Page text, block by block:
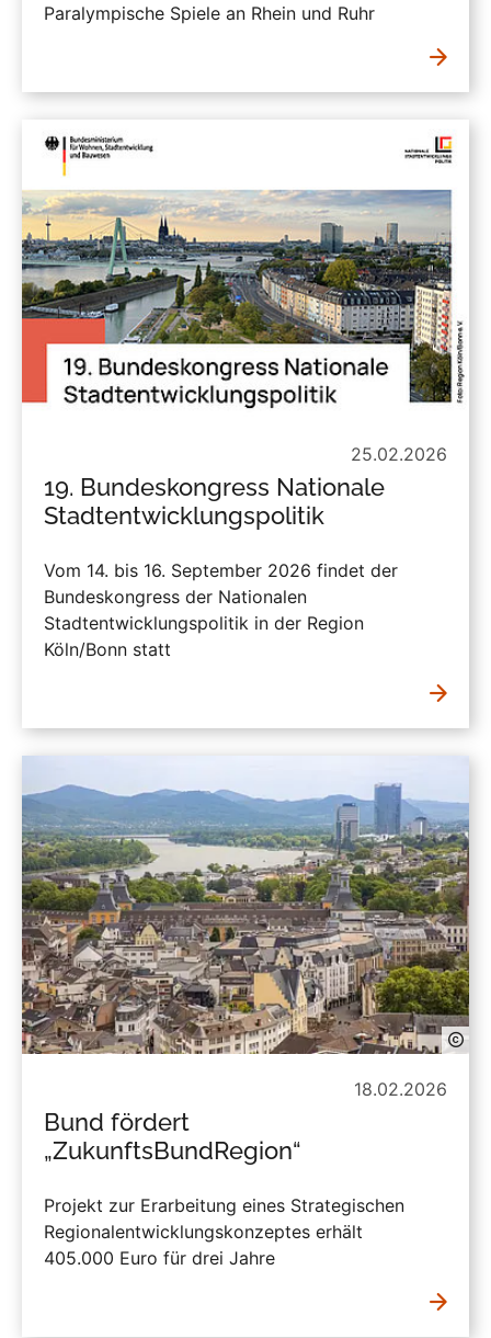
Paralympische Spiele an Rhein und Ruhr
25.02.2026
19. Bundeskongress Nationale
Stadtentwicklungspolitik
Vom 14. bis 16. September 2026 findet der
Bundeskongress der Nationalen
Stadtentwicklungspolitik in der Region
Köln/Bonn statt
18.02.2026
Bund fördert
„ZukunftsBundRegion“
Projekt zur Erarbeitung eines Strategischen
Regionalentwicklungskonzeptes erhält
405.000 Euro für drei Jahre